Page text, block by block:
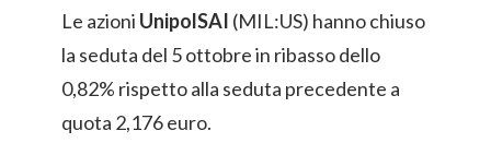
Le azioni UnipolSAI (MIL:US) hanno chiuso
la seduta del 5 ottobre in ribasso dello
0,82% rispetto alla seduta precedente a
quota 2,176 euro.